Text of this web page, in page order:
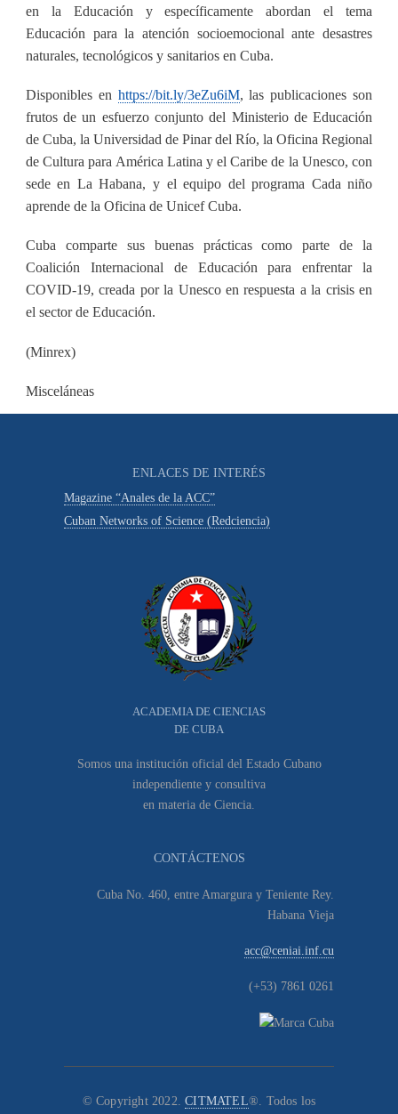
en la Educación y específicamente abordan el tema
Educación para la atención socioemocional ante desastres
naturales, tecnológicos y sanitarios en Cuba.
Disponibles en https://bit.ly/3eZu6iM, las publicaciones son
frutos de un esfuerzo conjunto del Ministerio de Educación
de Cuba, la Universidad de Pinar del Río, la Oficina Regional
de Cultura para América Latina y el Caribe de la Unesco, con
sede en La Habana, y el equipo del programa Cada niño
aprende de la Oficina de Unicef Cuba.
Cuba comparte sus buenas prácticas como parte de la
Coalición Internacional de Educación para enfrentar la
COVID-19, creada por la Unesco en respuesta a la crisis en
el sector de Educación.
(Minrex)
Misceláneas
ENLACES DE INTERÉS
Magazine “Anales de la ACC”
Cuban Networks of Science (Redciencia)
ACADEMIA DE CIENCIAS
DE CUBA
Somos una institución oficial del Estado Cubano
independiente y consultiva
en materia de Ciencia.
CONTÁCTENOS
Cuba No. 460, entre Amargura y Teniente Rey.
Habana Vieja
acc@ceniai.inf.cu
(+53) 7861 0261
© Copyright 2022.CITMATEL®. Todos los